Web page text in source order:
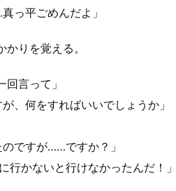
っ平ごめんだよ」
りを覚える。
言って」
、何をすればいいでしょうか」
ですが……ですか？」
かないと行けなかったんだ！」